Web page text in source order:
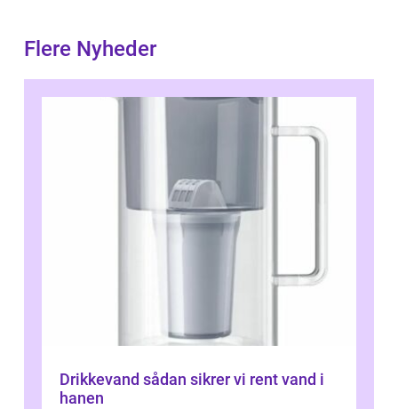
Flere Nyheder
Drikkevand sådan sikrer vi rent vand i
hanen